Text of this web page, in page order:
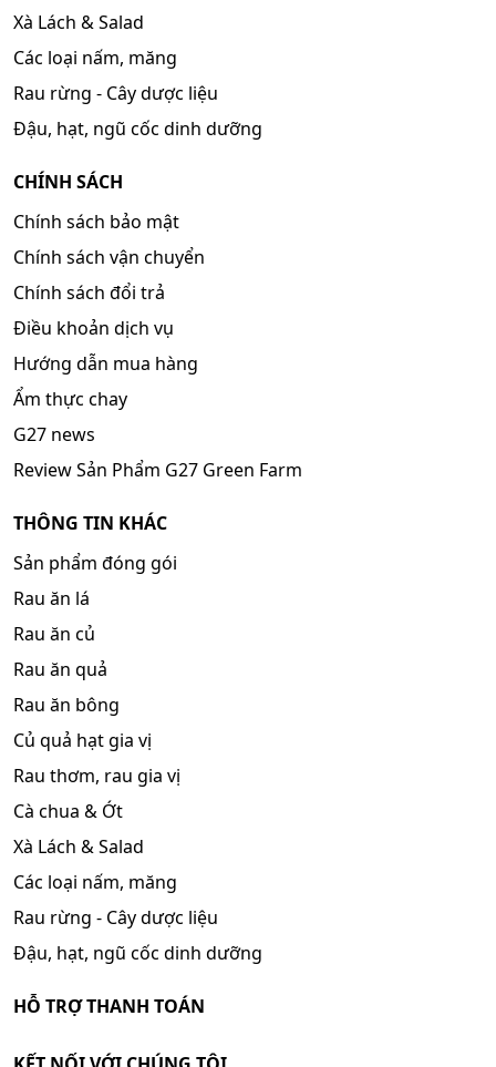
Xà Lách & Salad
Các loại nấm, măng
Rau rừng - Cây dược liệu
Đậu, hạt, ngũ cốc dinh dưỡng
CHÍNH SÁCH
Chính sách bảo mật
Chính sách vận chuyển
Chính sách đổi trả
Điều khoản dịch vụ
Hướng dẫn mua hàng
Ẩm thực chay
G27 news
Review Sản Phẩm G27 Green Farm
THÔNG TIN KHÁC
Sản phẩm đóng gói
Rau ăn lá
Rau ăn củ
Rau ăn quả
Rau ăn bông
Củ quả hạt gia vị
Rau thơm, rau gia vị
Cà chua & Ớt
Xà Lách & Salad
Các loại nấm, măng
Rau rừng - Cây dược liệu
Đậu, hạt, ngũ cốc dinh dưỡng
HỖ TRỢ THANH TOÁN